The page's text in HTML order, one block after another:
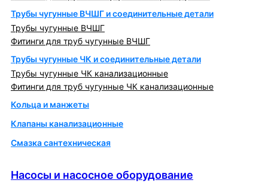
Трубы чугунные ВЧШГ и соединительные детали
Трубы чугунные ВЧШГ
Фитинги для труб чугунные ВЧШГ
Трубы чугунные ЧК и соединительные детали
Трубы чугунные ЧК канализационные
Фитинги для труб чугунные ЧК канализационные
Кольца и манжеты
Клапаны канализационные
Смазка сантехническая
Насосы и насосное оборудование